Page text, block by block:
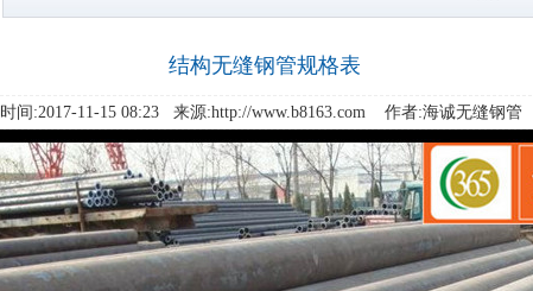
结构无缝钢管规格表
时间:2017-11-15 08:23 来源:http://www.b8163.com 作者:海诚无缝钢管